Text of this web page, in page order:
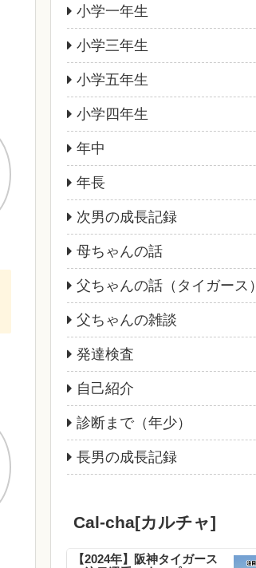
小学一年生
小学三年生
小学五年生
小学四年生
年中
年長
次男の成長記録
母ちゃんの話
父ちゃんの話（タイガース）
父ちゃんの雑談
発達検査
自己紹介
診断まで（年少）
長男の成長記録
Cal-cha[カルチャ]
【2024年】阪神タイガース